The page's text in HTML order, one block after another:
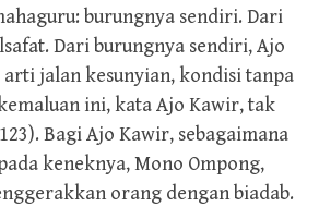
burungnya sendiri. Dari
Dari burungnya sendiri, Ajo
jalan kesunyian, kondisi tanpa
ini, kata Ajo Kawir, tak
Bagi Ajo Kawir, sebagaimana
keneknya, Mono Ompong,
orang dengan biadab.